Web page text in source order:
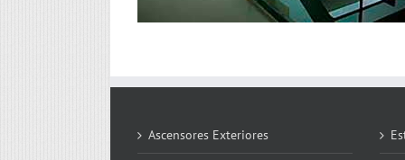
Ascensores Exteriores